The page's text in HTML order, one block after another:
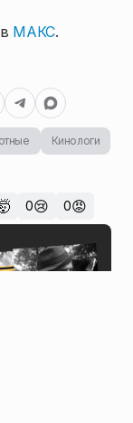
МАКС.
Кинологи
0😢 0😡